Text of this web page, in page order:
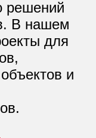
решений
В нашем
для
и